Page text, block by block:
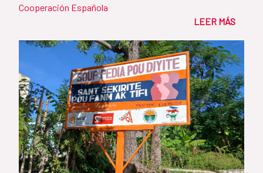
Cooperación Española
LEER MÁS